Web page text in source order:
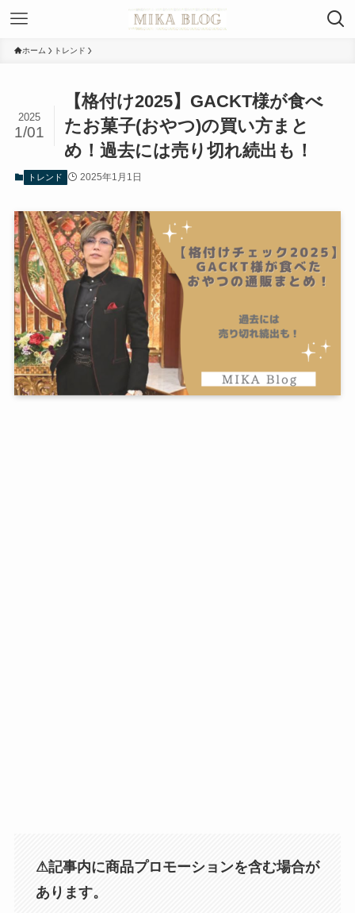
ホーム トレンド
【格付け2025】GACKT様が食べ
たお菓子(おやつ)の買い方まと
め！過去には売り切れ続出も！
2025
1/01
トレンド 2025年1月1日
⚠︎記事内に商品プロモーションを含む場合が
あります。